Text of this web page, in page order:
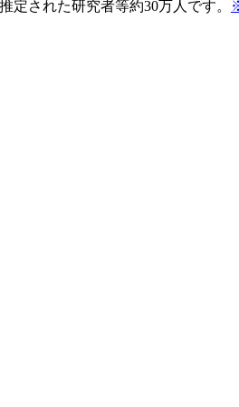
定された研究者等約30万人です。